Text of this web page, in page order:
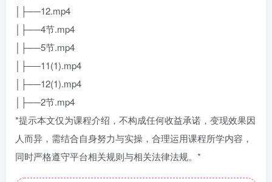
│├──12.mp4
│├──4节.mp4
│├──5节.mp4
│├──11(1).mp4
│├──12(1).mp4
│├──2节.mp4
*提示本文仅为课程介绍，不构成任何收益承诺，变现效果因
人而异，需结合自身努力与实操，合理运用课程所学内容，
同时严格遵守平台相关规则与相关法律法规。*